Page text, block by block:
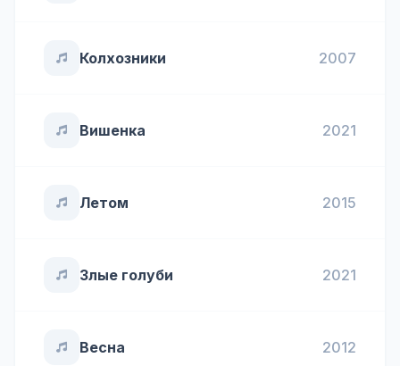
Колхозники 2007
Вишенка 2021
Летом 2015
Злые голуби 2021
Весна 2012